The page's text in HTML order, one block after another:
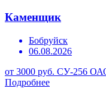
Каменщик
Бобруйск
06.08.2026
от 3000 руб. СУ-256
Подробнее